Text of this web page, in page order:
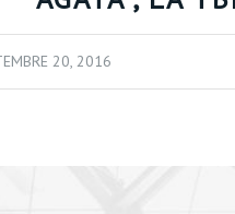
20, 2016